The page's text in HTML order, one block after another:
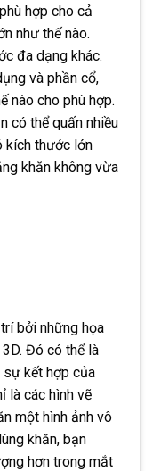
hợp cho cả
như thế nào.
đa dạng khác.
và phần cổ,
nào cho phù hợp.
có thể quấn nhiều
kích thước lớn
khăn không vừa
bởi những họa
Đó có thể là
sự kết hợp của
là các hình vẽ
một hình ảnh vô
khăn, bạn
hơn trong mắt